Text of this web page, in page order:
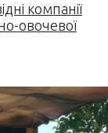
компанії
овочевої